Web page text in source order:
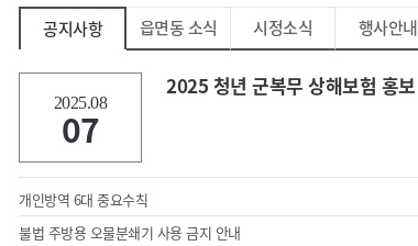
공지사항 읍면동 소식 시정소식 행사안내
2025.08
07
2025 청년 군복무 상해보험 홍보
개인방역 6대 중요수칙
불법 주방용 오물분쇄기 사용 금지 안내